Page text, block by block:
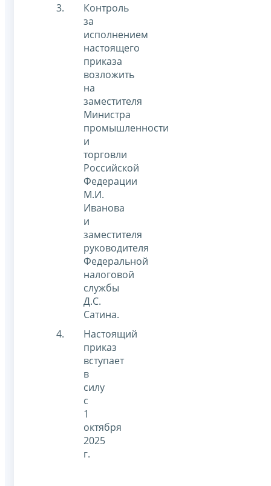
Контроль
за
исполнением
настоящего
приказа
возложить
на
заместителя
Министра
промышленности
и
торговли
Российской
Федерации
М.И.
Иванова
и
заместителя
руководителя
Федеральной
налоговой
службы
Д.С.
Сатина.
Настоящий
приказ
вступает
в
силу
с
1
октября
2025
г.